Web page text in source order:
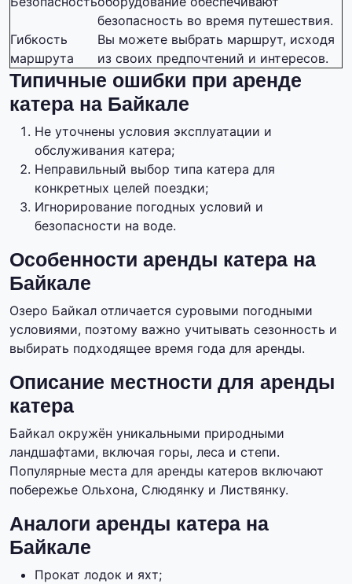
безопасность во время путешествия.
Гибкость
маршрута
Вы можете выбрать маршрут, исходя
из своих предпочтений и интересов.
Типичные ошибки при аренде
катера на Байкале
Не уточнены условия эксплуатации и
обслуживания катера;
Неправильный выбор типа катера для
конкретных целей поездки;
Игнорирование погодных условий и
безопасности на воде.
Особенности аренды катера на
Байкале
Озеро Байкал отличается суровыми погодными
условиями, поэтому важно учитывать сезонность и
выбирать подходящее время года для аренды.
Описание местности для аренды
катера
Байкал окружён уникальными природными
ландшафтами, включая горы, леса и степи.
Популярные места для аренды катеров включают
побережье Ольхона, Слюдянку и Листвянку.
Аналоги аренды катера на
Байкале
Прокат лодок и яхт;